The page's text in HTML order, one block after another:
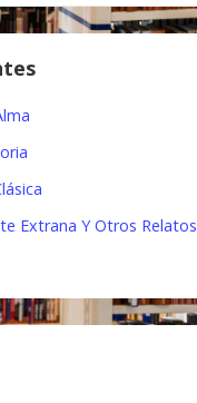
Extrana Y Otros Relatos